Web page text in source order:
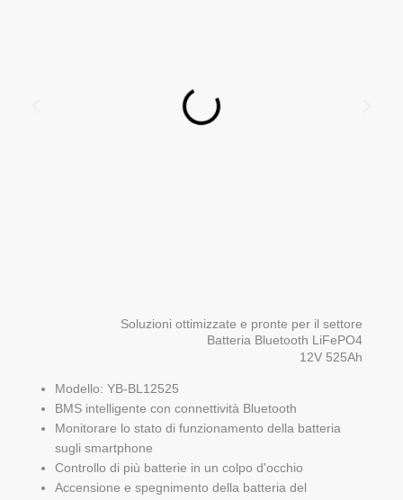
Soluzioni ottimizzate e pronte per il settore
Batteria Bluetooth LiFePO4
12V 525Ah
Modello: YB-BL12525
BMS intelligente con connettività Bluetooth
Monitorare lo stato di funzionamento della batteria
sugli smartphone
Controllo di più batterie in un colpo d'occhio
Accensione e spegnimento della batteria del